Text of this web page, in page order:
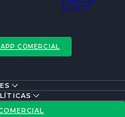
MONTT
COMERCIAL